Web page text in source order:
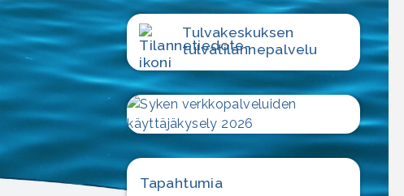
Tulvakeskuksen
tulvatilanne­palvelu
Tapahtumia